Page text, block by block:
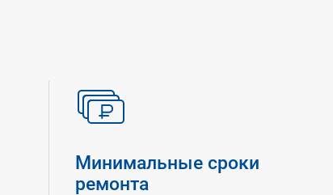
Минимальные сроки
ремонта